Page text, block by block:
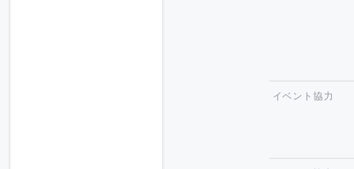
イベント協力